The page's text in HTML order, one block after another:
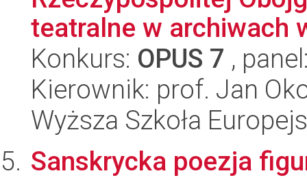
teatralne w archiwach
Konkurs: OPUS 7 ,
Kierownik: prof. Jan
Wyższa Szkoła
Sanskrycka poezja